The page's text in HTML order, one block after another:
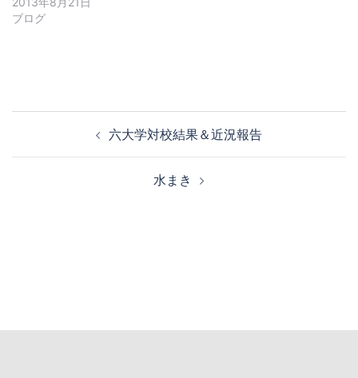
ブログ
六大学対校結果＆近況報告
水まき